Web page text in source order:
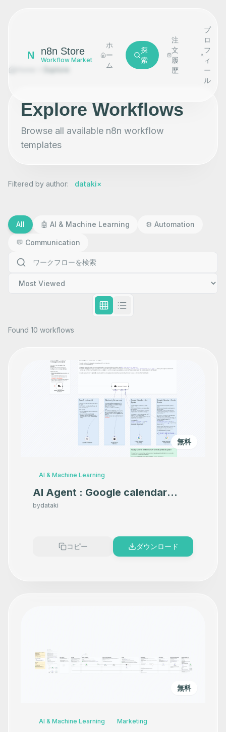
N n8n Store
Workflow Market
ホ
ー
ム
探
索
注
文
履
歴
プ
ロ
フ
ィ
ー
ル
Explore Workflows
Browse all available n8n workflow
templates
Filtered by author: dataki×
All 🤖 AI & Machine Learning ⚙️ Automation
💬 Communication
Found 10 workflows
無料
AI & Machine Learning
AI Agent : Google calendar
assistant using OpenAI
bydataki
コピー ダウンロード
無料
AI & Machine Learning Marketing